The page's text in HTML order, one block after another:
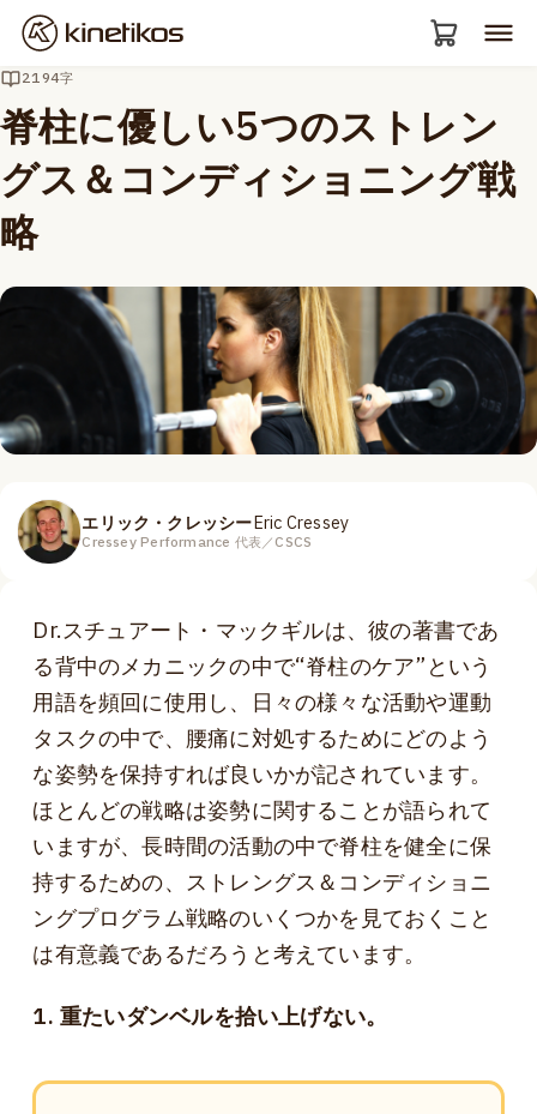
2194字
脊柱に優しい5つのストレン
グス＆コンディショニング戦
略
エリック・クレッシーEric Cressey
Cressey Performance 代表／CSCS
Dr.スチュアート・マックギルは、彼の著書であ
る背中のメカニックの中で“脊柱のケア”という
用語を頻回に使用し、日々の様々な活動や運動
タスクの中で、腰痛に対処するためにどのよう
な姿勢を保持すれば良いかが記されています。
ほとんどの戦略は姿勢に関することが語られて
いますが、長時間の活動の中で脊柱を健全に保
持するための、ストレングス＆コンディショニ
ングプログラム戦略のいくつかを見ておくこと
は有意義であるだろうと考えています。
1. 重たいダンベルを拾い上げない。